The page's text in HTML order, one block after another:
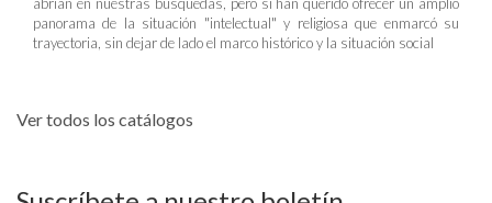
panorama de la situación "intelectual" y religiosa que enmarcó su
trayectoria, sin dejar de lado el marco histórico y la situación social
Ver todos los catálogos